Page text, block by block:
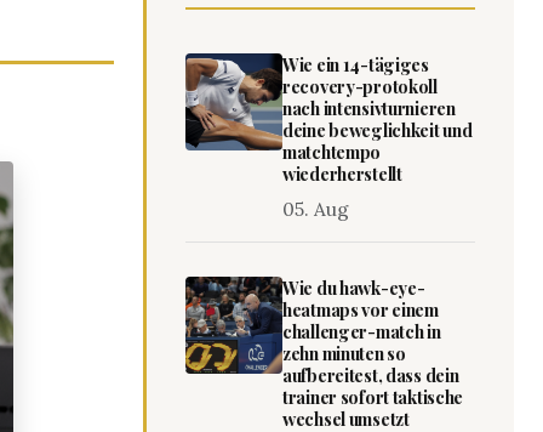
Wie ein 14-tägiges
recovery-protokoll
nach intensivturnieren
deine beweglichkeit und
matchtempo
wiederherstellt
05. Aug
Wie du hawk-eye-
heatmaps vor einem
challenger-match in
zehn minuten so
aufbereitest, dass dein
trainer sofort taktische
wechsel umsetzt